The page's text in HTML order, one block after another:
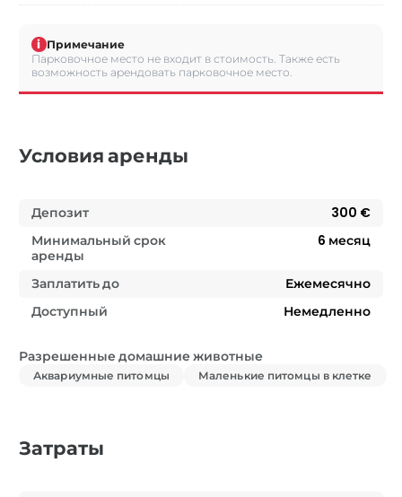
i Примечание
Парковочное место не входит в стоимость. Также есть
возможность арендовать парковочное место.
Условия аренды
Депозит
300 €
Минимальный срок
аренды
6 месяц
Заплатить до
Ежемесячно
Доступный
Немедленно
Разрешенные домашние животные
Аквариумные питомцы Маленькие питомцы в клетке
Затраты